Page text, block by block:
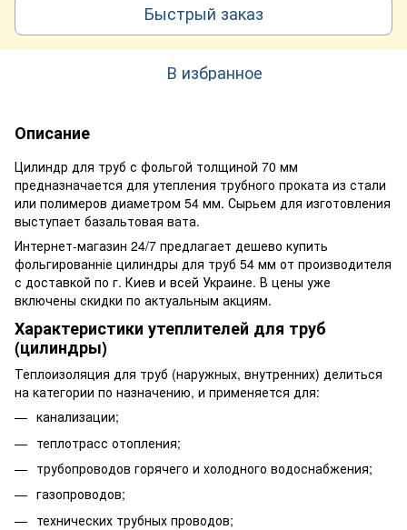
Быстрый заказ
В избранное
Описание
Цилиндр для труб с фольгой толщиной 70 мм
предназначается для утепления трубного проката из стали
или полимеров диаметром 54 мм. Сырьем для изготовления
выступает базальтовая вата.
Интернет-магазин 24/7 предлагает дешево купить
фольгированніе цилиндры для труб 54 мм от производителя
с доставкой по г. Киев и всей Украине. В цены уже
включены скидки по актуальным акциям.
Характеристики утеплителей для труб
(цилиндры)
Теплоизоляция для труб (наружных, внутренних) делиться
на категории по назначению, и применяется для:
канализации;
теплотрасс отопления;
трубопроводов горячего и холодного водоснабжения;
газопроводов;
технических трубных проводов;